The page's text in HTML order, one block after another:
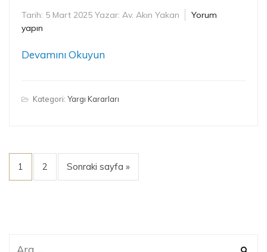
Tarih: 5 Mart 2025 Yazar: Av. Akın Yakan
Yorum
yapın
Devamını Okuyun
Kategori: Yargı Kararları
1 2 Sonraki sayfa »